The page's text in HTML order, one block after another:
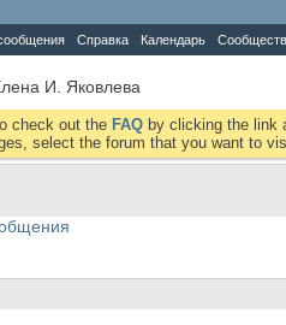
Справка Календарь
И. Яковлева
check out the FAQ by clicking the link
select the forum that you want to